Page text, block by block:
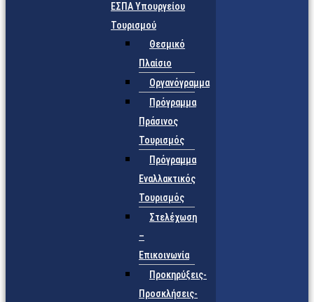
ΕΣΠΑ Υπουργείου
Τουρισμού
Θεσμικό
Πλαίσιο
Οργανόγραμμα
Πρόγραμμα
Πράσινος
Τουρισμός
Πρόγραμμα
Εναλλακτικός
Τουρισμός
Στελέχωση
–
Επικοινωνία
Προκηρύξεις-
Προσκλήσεις-